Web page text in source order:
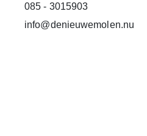
085 - 3015903
info@denieuwemolen.nu